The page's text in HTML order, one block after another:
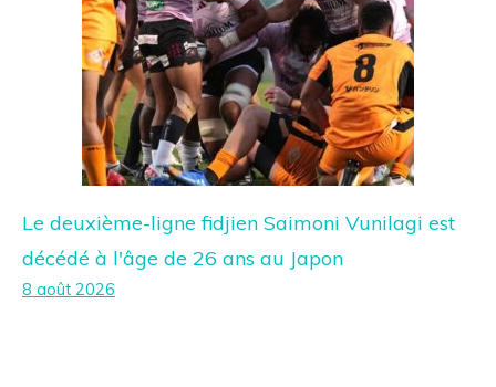
Le deuxième-ligne fidjien Saimoni Vunilagi est
décédé à l'âge de 26 ans au Japon
8 août 2026